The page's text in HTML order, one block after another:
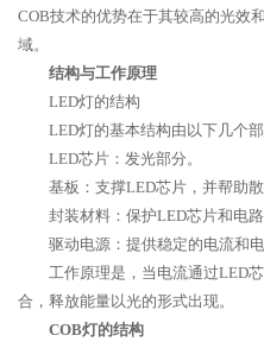
COB技术的优势在于其较高的光效
域。
结构与工作原理
LED灯的结构
LED灯的基本结构由以下几个
LED芯片：发光部分。
基板：支撑LED芯片，并帮助散
封装材料：保护LED芯片和电路
驱动电源：提供稳定的电流和电
工作原理是，当电流通过LED
合，释放能量以光的形式出现。
COB灯的结构